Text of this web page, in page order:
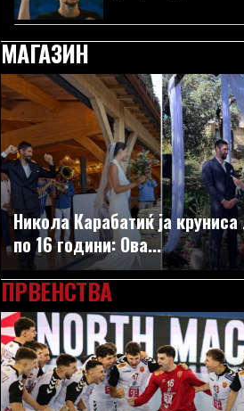
МАГАЗИН
Никола Карабатиќ ја
по 16 години: Ова...
ПРВЕНСТВА